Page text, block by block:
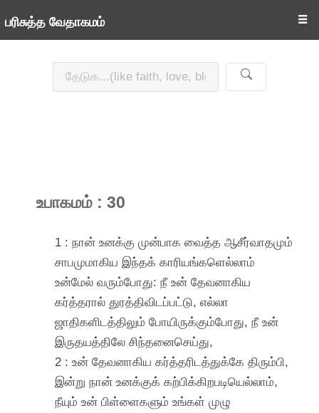
பரிசுத்த வேதாகமம் ☰
உபாகமம் : 30
1 : நான் உனக்கு முன்பாக வைத்த ஆசீர்வாதமும்
சாபமுமாகிய இந்தக் காரியங்களெல்லாம்
உன்மேல் வரும்போது: நீ உன் தேவனாகிய
கர்த்தரால் துரத்திவிடப்பட்டு, எல்லா
ஜாதிகளிடத்திலும் போயிருக்கும்போது, நீ உன்
இருதயத்திலே சிந்தனைசெய்து,
2 : உன் தேவனாகிய கர்த்தரிடத்துக்கே திரும்பி,
இன்று நான் உனக்குக் கற்பிக்கிறபடியெல்லாம்,
நீயும் உன் பிள்ளைகளும் உங்கள் முழு